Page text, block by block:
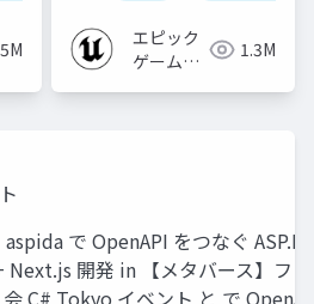
2024]
エピック
ゲームズ
1.3M
で OpenAPI をつなぐ
Next.js 開発 in 【メタバース】フ